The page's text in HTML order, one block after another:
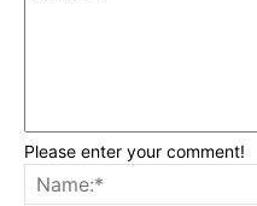
Please enter your comment!